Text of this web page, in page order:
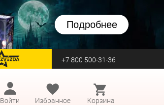
Подробнее
перейти на Zvezda +7 800 500-31-36
Войти
Избранное Корзина